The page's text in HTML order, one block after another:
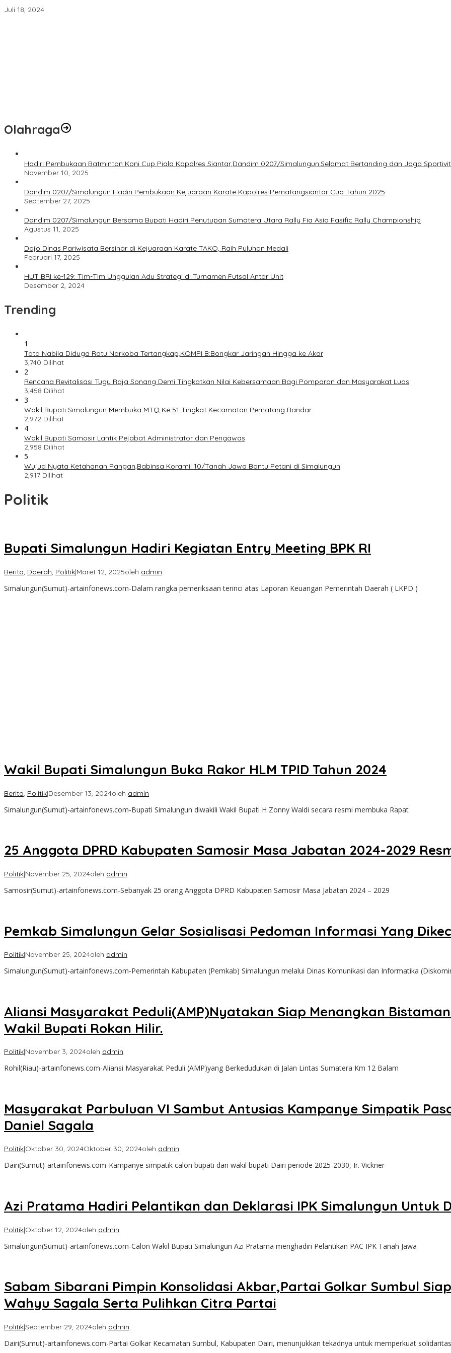
Juli 18, 2024
Olahraga
Hadiri Pembukaan Batminton Koni Cup Piala Kapolres Siantar,Dandim 0207/Simalungun:Selamat Bertanding dan Jaga
November 10, 2025
Dandim 0207/Simalungun Hadiri Pembukaan Kejuaraan Karate Kapolres Pematangsiantar Cup Tahun 2025
September 27, 2025
Dandim 0207/Simalungun Bersama Bupati Hadiri Penutupan Sumatera Utara Rally Fia Asia Fasific Rally Championship
Agustus 11, 2025
Dojo Dinas Pariwisata Bersinar di Kejuaraan Karate TAKO, Raih Puluhan Medali
Februari 17, 2025
HUT BRI ke-129: Tim-Tim Unggulan Adu Strategi di Turnamen Futsal Antar Unit
Desember 2, 2024
Trending
1
Tata Nabila Diduga Ratu Narkoba Tertangkap,KOMPI B:Bongkar Jaringan Hingga ke Akar
3,740 Dilihat
2
Rencana Revitalisasi Tugu Raja Sonang Demi Tingkatkan Nilai Kebersamaan Bagi Pomparan dan Masyarakat Luas
3,458 Dilihat
3
Wakil Bupati Simalungun Membuka MTQ Ke 51 Tingkat Kecamatan Pematang Bandar
2,972 Dilihat
4
Wakil Bupati Samosir Lantik Pejabat Administrator dan Pengawas
2,958 Dilihat
5
Wujud Nyata Ketahanan Pangan,Babinsa Koramil 10/Tanah Jawa Bantu Petani di Simalungun
2,917 Dilihat
Politik
Bupati Simalungun Hadiri Kegiatan Entry Meeting BPK RI
Berita, Daerah, Politik|Maret 12, 2025oleh admin
Simalungun(Sumut)-artainfonews.com-Dalam rangka pemeriksaan terinci atas Laporan Keuangan Pemerintah Daerah ( LKPD )
Wakil Bupati Simalungun Buka Rakor HLM TPID Tahun 2024
Berita, Politik|Desember 13, 2024oleh admin
Simalungun(Sumut)-artainfonews.com-Bupati Simalungun diwakili Wakil Bupati H Zonny Waldi secara resmi membuka Rapat
25 Anggota DPRD Kabupaten Samosir Masa Jabatan 2024-2029
Politik|November 25, 2024oleh admin
Samosir(Sumut)-artainfonews.com-Sebanyak 25 orang Anggota DPRD Kabupaten Samosir Masa Jabatan 2024 – 2029
Pemkab Simalungun Gelar Sosialisasi Pedoman Informasi Yang
Politik|November 25, 2024oleh admin
Simalungun(Sumut)-artainfonews.com-P­emerintah Kabupaten (Pemkab) Simalungun melalui Dinas Komunikasi dan Informatika
Aliansi Masyarakat Peduli(AMP)Nyatakan Siap Menangkan
Wakil Bupati Rokan Hilir.
Politik|November 3, 2024oleh admin
Rohil(Riau)-artainfonews.com-Aliansi Masyarakat Peduli (AMP)yang Berkedudukan di Jalan Lintas Sumatera Km 12 Balam
Masyarakat Parbuluan VI Sambut Antusias Kampanye Simpatik
Daniel Sagala
Politik|Oktober 30, 2024Oktober 30, 2024oleh admin
Dairi(Sumut)-artainfonews.com-Kampanye simpatik calon bupati dan wakil bupati Dairi periode 2025-2030, Ir. Vickner
Azi Pratama Hadiri Pelantikan dan Deklarasi IPK Simalungun Untuk
Politik|Oktober 12, 2024oleh admin
Simalungun(Sumut)-artainfonews.com-Calon Wakil Bupati Simalungun Azi Pratama menghadiri Pelantikan PAC IPK Tanah Jawa
Sabam Sibarani Pimpin Konsolidasi Akbar,Partai Golkar Sumbul
Wahyu Sagala Serta Pulihkan Citra Partai
Politik|September 29, 2024oleh admin
Dairi(Sumut)-artainfonews.com-Partai Golkar Kecamatan Sumbul, Kabupaten Dairi, menunjukkan tekadnya untuk memperkuat